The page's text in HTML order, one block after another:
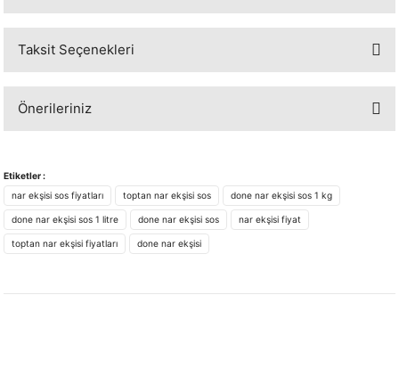
Taksit Seçenekleri
Önerileriniz
iletebilirsiniz.
Görüş ve önerileriniz için teşekkür ederiz.
Ürün resmi kalitesiz, bozuk veya görüntülenemiyor.
Ürün bilgilerinde hatalar bulunuyor.
Etiketler :
nar ekşisi sos fiyatları
toptan nar ekşisi sos done nar ekşisi sos 1 kg
done nar ekşisi sos 1 litre done nar ekşisi sos nar ekşisi fiyat
toptan nar ekşisi fiyatları done nar ekşisi